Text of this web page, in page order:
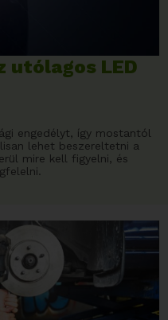
LED
engedélyt, így mostantól
lehet beszereltetni a
mire kell figyelni, és